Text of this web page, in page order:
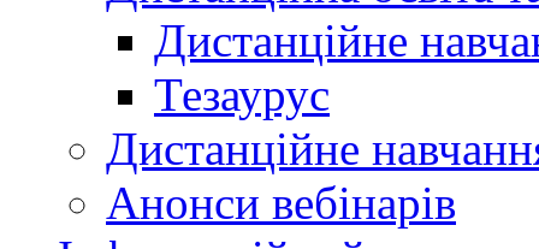
Дистанційне
Тезаурус
Дистанційне
Анонси вебінарів